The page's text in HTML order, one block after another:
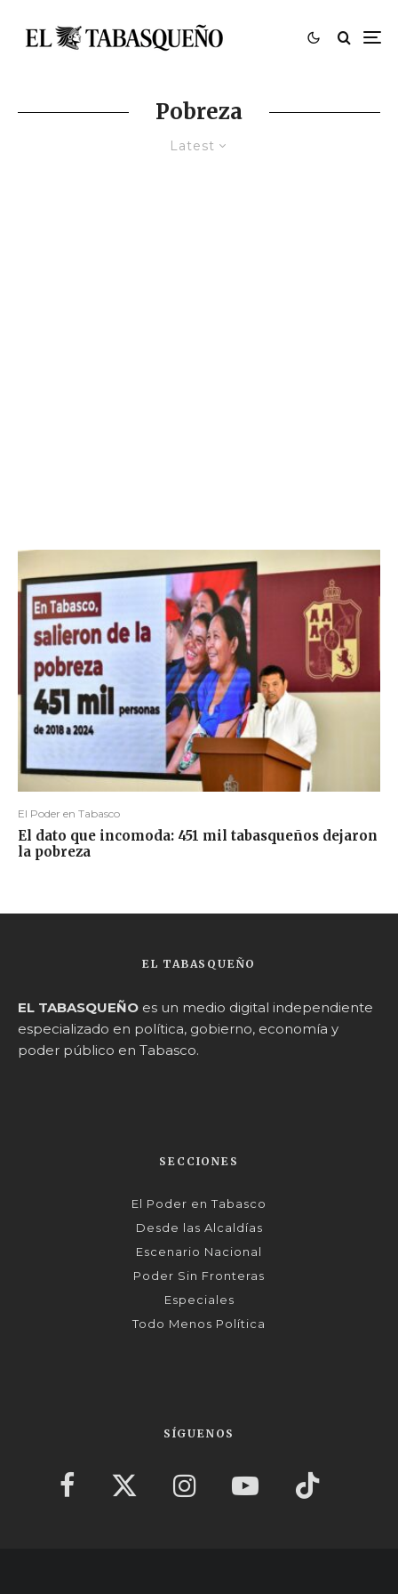
Pobreza
Latest
El Poder en Tabasco
El dato que incomoda: 451 mil tabasqueños dejaron
la pobreza
EL TABASQUEÑO
EL TABASQUEÑO es un medio digital independiente
especializado en política, gobierno, economía y
poder público en Tabasco.
SECCIONES
El Poder en Tabasco
Desde las Alcaldías
Escenario Nacional
Poder Sin Fronteras
Especiales
Todo Menos Política
SÍGUENOS